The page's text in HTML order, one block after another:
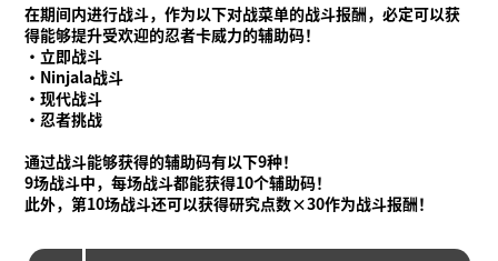
在期间内进行战斗，作为以下对战菜单的战斗报酬，必定可以获
得能够提升受欢迎的忍者卡威力的辅助码！
·立即战斗
·Ninjala战斗
·现代战斗
·忍者挑战
通过战斗能够获得的辅助码有以下9种！
9场战斗中，每场战斗都能获得10个辅助码！
此外，第10场战斗还可以获得研究点数×30作为战斗报酬！